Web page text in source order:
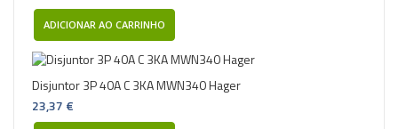
ADICIONAR AO CARRINHO
Disjuntor 3P 40A C 3KA MWN340 Hager
23,37 €